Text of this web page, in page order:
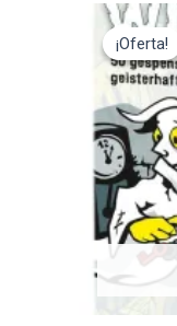
¡Oferta!
¡Oferta!
El
precio
era: